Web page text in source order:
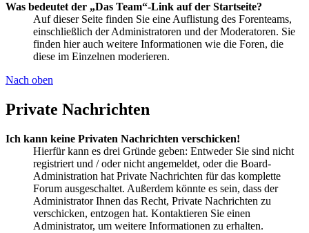
Was bedeutet der „Das Team“-Link auf der Startseite?
Auf dieser Seite finden Sie eine Auflistung des Forenteams,
einschließlich der Administratoren und der Moderatoren. Sie
finden hier auch weitere Informationen wie die Foren, die
diese im Einzelnen moderieren.
Nach oben
Private Nachrichten
Ich kann keine Privaten Nachrichten verschicken!
Hierfür kann es drei Gründe geben: Entweder Sie sind nicht
registriert und / oder nicht angemeldet, oder die Board-
Administration hat Private Nachrichten für das komplette
Forum ausgeschaltet. Außerdem könnte es sein, dass der
Administrator Ihnen das Recht, Private Nachrichten zu
verschicken, entzogen hat. Kontaktieren Sie einen
Administrator, um weitere Informationen zu erhalten.